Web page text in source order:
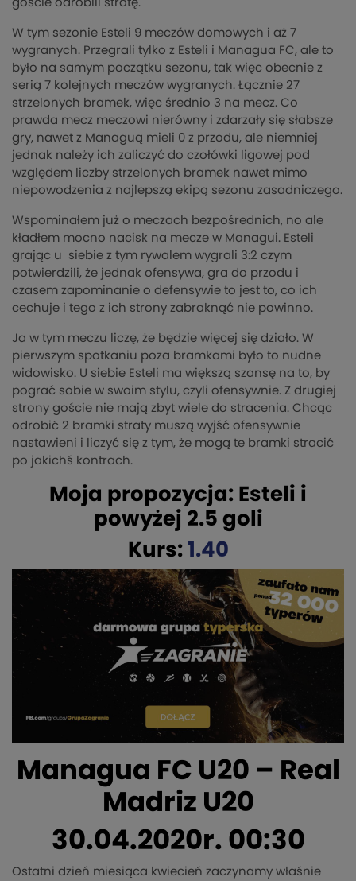
goście odrobili stratę.
W tym sezonie Esteli 9 meczów domowych i aż 7
wygranych. Przegrali tylko z Esteli i Managua FC, ale to
było na samym początku sezonu, tak więc obecnie z
serią 7 kolejnych meczów wygranych. Łącznie 27
strzelonych bramek, więc średnio 3 na mecz. Co
prawda mecz meczowi nierówny i zdarzały się słabsze
gry, nawet z Managuą mieli 0 z przodu, ale niemniej
jednak należy ich zaliczyć do czołówki ligowej pod
względem liczby strzelonych bramek nawet mimo
niepowodzenia z najlepszą ekipą sezonu zasadniczego.
Wspominałem już o meczach bezpośrednich, no ale
kładłem mocno nacisk na mecze w Managui. Esteli
grając u siebie z tym rywalem wygrali 3:2 czym
potwierdzili, że jednak ofensywa, gra do przodu i
czasem zapominanie o defensywie to jest to, co ich
cechuje i tego z ich strony zabraknąć nie powinno.
Ja w tym meczu liczę, że będzie więcej się działo. W
pierwszym spotkaniu poza bramkami było to nudne
widowisko. U siebie Esteli ma większą szansę na to, by
pograć sobie w swoim stylu, czyli ofensywnie. Z drugiej
strony goście nie mają zbyt wiele do stracenia. Chcąc
odrobić 2 bramki straty muszą wyjść ofensywnie
nastawieni i liczyć się z tym, że mogą te bramki stracić
po jakichś kontrach.
Moja propozycja: Esteli i
powyżej 2.5 goli
Kurs: 1.40
Managua FC U20 – Real
Madriz U20
30.04.2020r. 00:30
Ostatni dzień miesiąca kwiecień zaczynamy właśnie